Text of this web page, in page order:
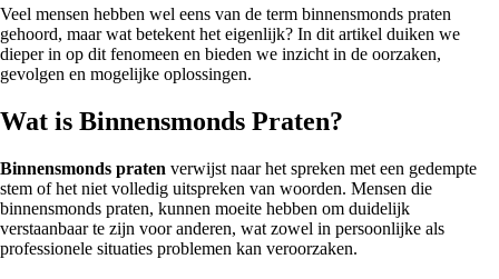
Veel mensen hebben wel eens van de term binnensmonds praten
gehoord, maar wat betekent het eigenlijk? In dit artikel duiken we
dieper in op dit fenomeen en bieden we inzicht in de oorzaken,
gevolgen en mogelijke oplossingen.
Wat is Binnensmonds Praten?
Binnensmonds praten verwijst naar het spreken met een gedempte
stem of het niet volledig uitspreken van woorden. Mensen die
binnensmonds praten, kunnen moeite hebben om duidelijk
verstaanbaar te zijn voor anderen, wat zowel in persoonlijke als
professionele situaties problemen kan veroorzaken.